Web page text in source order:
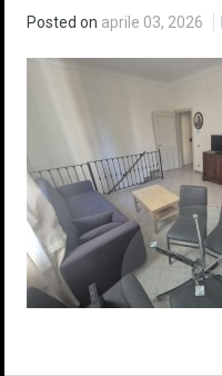
Posted on aprile 03, 2026